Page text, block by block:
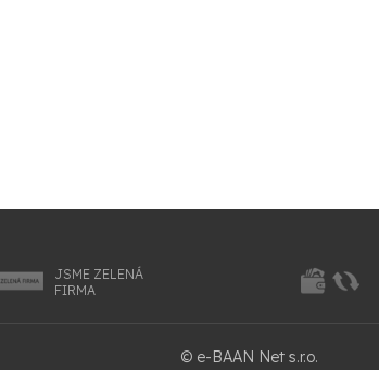
JSME ZELENÁ
FIRMA
© e-BAAN Net s.r.o.